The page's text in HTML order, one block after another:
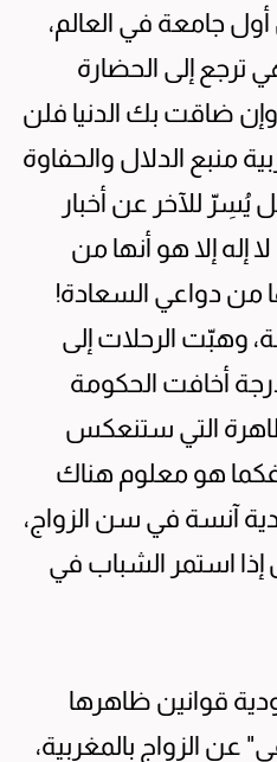
جامعة في العالم،
إلى الحضارة
قبل ٤٠٠٠ عام، وإن ضاقت بك الدنيا فلن
منبع الدلال والحفاوة
يُسِرّ للآخر عن أخبار
إله إلا هو أنها من
من دواعي السعادة!
وهبّت الرحلات إلى
أخافت الحكومة
التي ستنعكس
هو معلوم هناك
سعودية آنسة في سن الزواج،
استمر الشباب في
قوانين ظاهرها
عن الزواج بالمغربية،